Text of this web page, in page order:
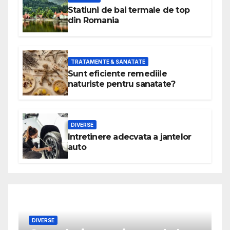
Statiuni de bai termale de top
din Romania
TRATAMENTE & SANATATE
Sunt eficiente remediile
naturiste pentru sanatate?
DIVERSE
Intretinere adecvata a jantelor
auto
DIVERSE